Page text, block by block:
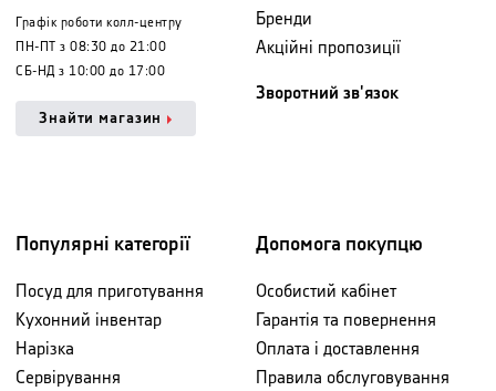
Графік роботи колл-центру
ПН-ПТ з 08:30 до 21:00
СБ-НД з 10:00 до 17:00
Знайти магазин
Бренди
Акційні пропозиції
Зворотний зв'язок
Популярні категорії
Посуд для приготування
Кухонний інвентар
Нарізка
Сервірування
Допомога покупцю
Особистий кабінет
Гарантія та повернення
Оплата і доставлення
Правила обслуговування